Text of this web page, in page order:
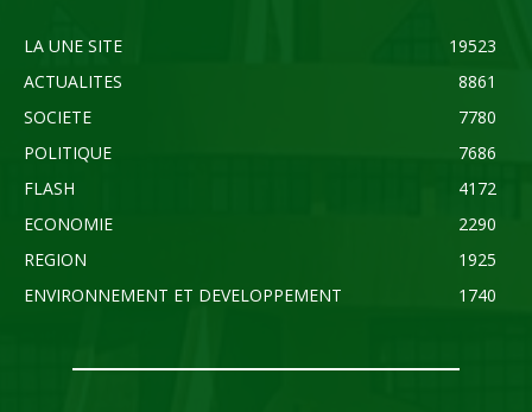
LA UNE SITE
19523
ACTUALITES
8861
SOCIETE
7780
POLITIQUE
7686
FLASH
4172
ECONOMIE
2290
REGION
1925
ENVIRONNEMENT ET DEVELOPPEMENT
1740